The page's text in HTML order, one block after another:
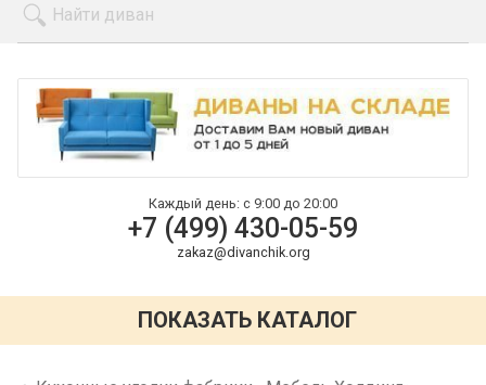
Оплата и доставка
Контакты
Каждый день: с 9:00 до 20:00
+7 (499) 430-05-59
zakaz@divanchik.org
ПОКАЗАТЬ КАТАЛОГ